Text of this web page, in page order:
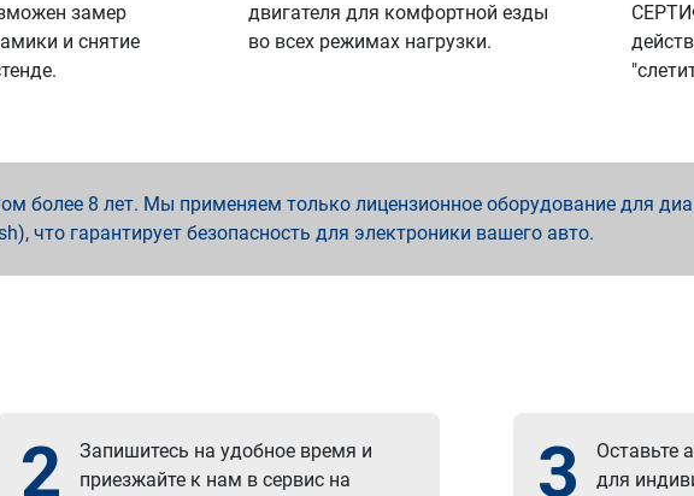
замер
и снятие
двигателя для комфортной езды
во всех режимах нагрузки.
более 8 лет. Мы применяем только лицензионное оборудование для
что гарантирует безопасность для электроники вашего авто.
2
Запишитесь на удобное время и
приезжайте к нам в сервис на
3
Оставьте
для